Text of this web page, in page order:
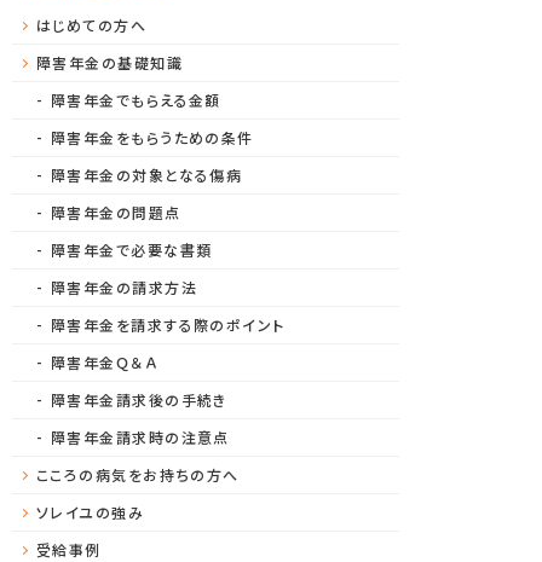
はじめての方へ
障害年金の基礎知識
障害年金でもらえる金額
障害年金をもらうための条件
障害年金の対象となる傷病
障害年金の問題点
障害年金で必要な書類
障害年金の請求方法
障害年金を請求する際のポイント
障害年金Ｑ＆Ａ
障害年金請求後の手続き
障害年金請求時の注意点
こころの病気をお持ちの方へ
ソレイユの強み
受給事例